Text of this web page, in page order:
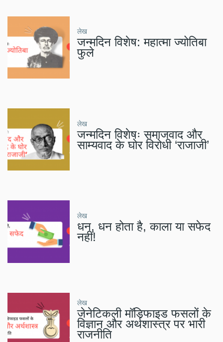
लेख
जन्मदिन विशेष: महात्मा ज्योतिबा
फुले
लेख
जन्मदिन विशेषः समाजवाद और
साम्यवाद के घोर विरोधी ‘राजाजी’
लेख
धन, धन होता है, काला या सफेद
नहीं!
लेख
जेनेटिकली मॉडिफाइड फसलों के
विज्ञान और अर्थशास्त्र पर भारी
राजनीति